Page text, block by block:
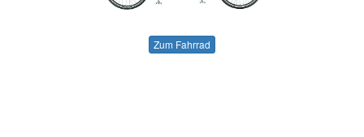
Zum Fahrrad